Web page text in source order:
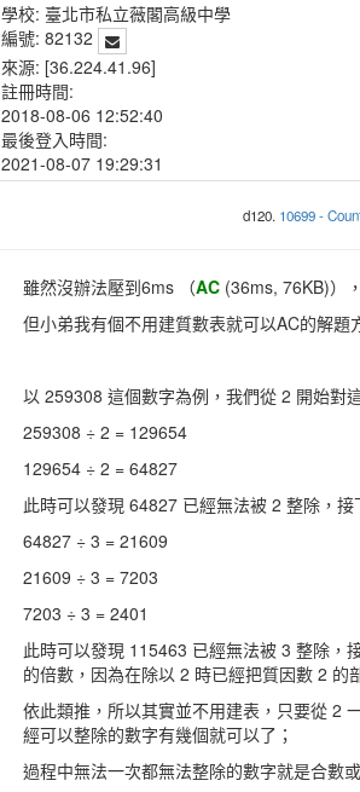
學校: 臺北市私立薇閣高級中學
編號: 82132
來源: [36.224.41.96]
註冊時間:
2018-08-06 12:52:40
最後登入時間:
2021-08-07 19:29:31
d120. 10699 -
雖然沒辦法壓到6ms （AC (36ms, 76KB)）
但小弟我有個不用建質數表就可以AC的解題
以 259308 這個數字為例，我們從 2 開始對
259308 ÷ 2 = 129654
129654 ÷ 2 = 64827
此時可以發現 64827 已經無法被 2 整除，接
64827 ÷ 3 = 21609
21609 ÷ 3 = 7203
7203 ÷ 3 = 2401
此時可以發現 115463 已經無法被 3 整除，
的倍數，因為在除以 2 時已經把質因數 2 的
依此類推，所以其實並不用建表，只要從 2
經可以整除的數字有幾個就可以了；
過程中無法一次都無法整除的數字就是合數